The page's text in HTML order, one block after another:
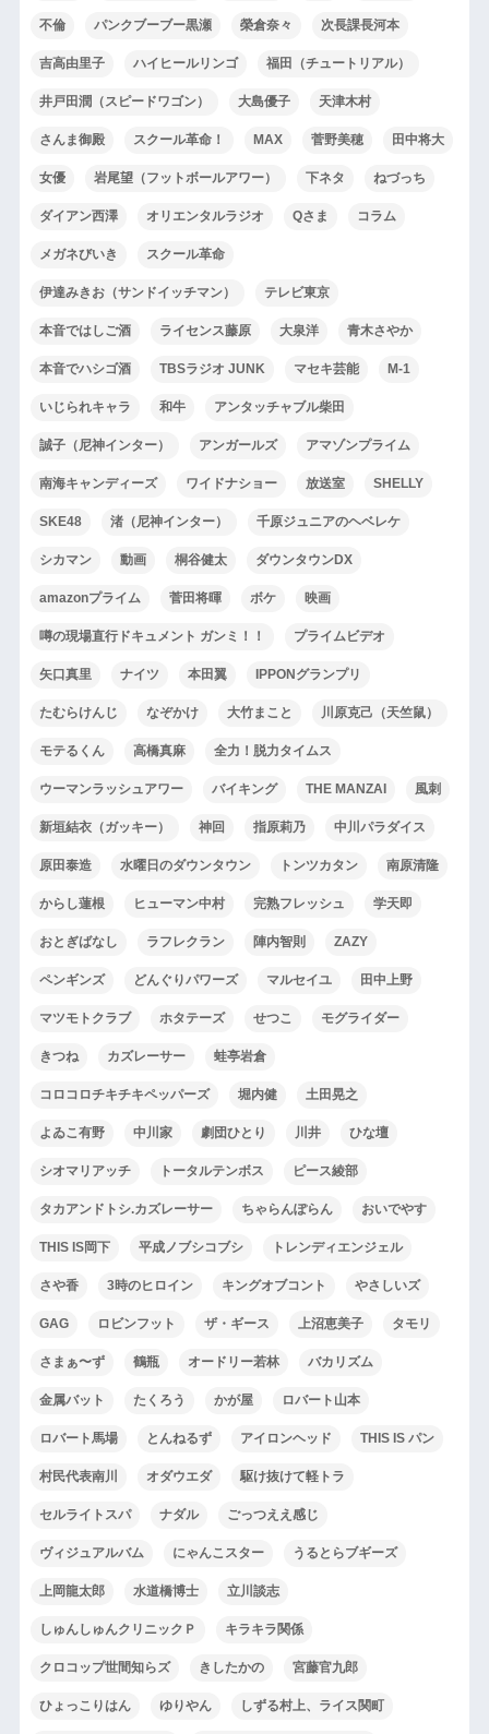
不倫 パンクブーブー黒瀬 榮倉奈々 次長課長河本
吉高由里子 ハイヒールリンゴ 福田（チュートリアル）
井戸田潤（スピードワゴン） 大島優子 天津木村
さんま御殿 スクール革命！ MAX 菅野美穂 田中将大
女優 岩尾望（フットボールアワー） 下ネタ ねづっち
ダイアン西澤 オリエンタルラジオ Qさま コラム
メガネびいき スクール革命
伊達みきお（サンドイッチマン） テレビ東京
本音ではしご酒 ライセンス藤原 大泉洋 青木さやか
本音でハシゴ酒 TBSラジオ JUNK マセキ芸能 M-1
いじられキャラ 和牛 アンタッチャブル柴田
誠子（尼神インター） アンガールズ アマゾンプライム
南海キャンディーズ ワイドナショー 放送室 SHELLY
SKE48 渚（尼神インター） 千原ジュニアのヘベレケ
シカマン 動画 桐谷健太 ダウンタウンDX
amazonプライム 菅田将暉 ボケ 映画
噂の現場直行ドキュメント ガンミ！！ プライムビデオ
矢口真里 ナイツ 本田翼 IPPONグランプリ
たむらけんじ なぞかけ 大竹まこと 川原克己（天竺鼠）
モテるくん 高橋真麻 全力！脱力タイムス
ウーマンラッシュアワー バイキング THE MANZAI 風刺
新垣結衣（ガッキー） 神回 指原莉乃 中川パラダイス
原田泰造 水曜日のダウンタウン トンツカタン 南原清隆
からし蓮根 ヒューマン中村 完熟フレッシュ 学天即
おとぎばなし ラフレクラン 陣内智則 ZAZY
ペンギンズ どんぐりパワーズ マルセイユ 田中上野
マツモトクラブ ホタテーズ せつこ モグライダー
きつね カズレーサー 蛙亭岩倉
コロコロチキチキペッパーズ 堀内健 土田晃之
よゐこ有野 中川家 劇団ひとり 川井 ひな壇
シオマリアッチ トータルテンボス ピース綾部
タカアンドトシ.カズレーサー ちゃらんぽらん おいでやす
THIS IS岡下 平成ノブシコブシ トレンディエンジェル
さや香 3時のヒロイン キングオブコント やさしいズ
GAG ロビンフット ザ・ギース 上沼恵美子 タモリ
さまぁ〜ず 鶴瓶 オードリー若林 バカリズム
金属バット たくろう かが屋 ロバート山本
ロバート馬場 とんねるず アイロンヘッド THIS IS パン
村民代表南川 オダウエダ 駆け抜けて軽トラ
セルライトスパ ナダル ごっつええ感じ
ヴィジュアルバム にゃんこスター うるとらブギーズ
上岡龍太郎 水道橋博士 立川談志
しゅんしゅんクリニックＰ キラキラ関係
クロコップ世間知らズ きしたかの 宮藤官九郎
ひょっこりはん ゆりやん しずる村上、ライス関町